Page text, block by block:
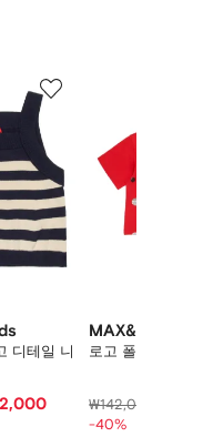
디테일 니
MAX&Co. Kids
로고 폴카 도트 티
₩142,000
-40%